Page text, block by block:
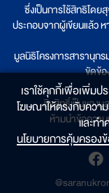
ซึ่งเป็นการใช้สิทธิโด
ประกอบจากผู้เขียนแล้ว
มูลนิธิโครงการสารานุก
ขัดข้อ
ลิขสิทธิ์เป็นของมู
ห้ามนำข้อควา
เราใช้คุกกี้เพื่อเพิ่มป
โฆษณาให้ตรงกับความ
และทำ
นโยบายการคุ้มครอ